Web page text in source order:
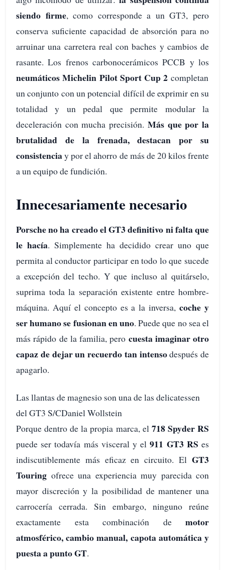
siendo firme, como corresponde a un GT3, pero
conserva suficiente capacidad de absorción para no
arruinar una carretera real con baches y cambios de
rasante. Los frenos carbonocerámicos PCCB y los
neumáticos Michelin Pilot Sport Cup 2 completan
un conjunto con un potencial difícil de exprimir en su
totalidad y un pedal que permite modular la
deceleración con mucha precisión. Más que por la
brutalidad de la frenada, destacan por su
consistenciay por el ahorro de más de 20 kilos frente
a un equipo de fundición.
Innecesariamente necesario
Porsche no ha creado el GT3 definitivo ni falta que
le hacía. Simplemente ha decidido crear uno que
permita al conductor participar en todo lo que sucede
a excepción del techo. Y que incluso al quitárselo,
suprima toda la separación existente entre hombre-
máquina. Aquí el concepto es a la inversa,coche y
ser humano se fusionan en uno. Puede que no sea el
más rápido de la familia, pero cuesta imaginar otro
capaz de dejar un recuerdo tan intensodespués de
apagarlo.
Las llantas de magnesio son una de las delicatessen
del GT3 S/CDaniel Wollstein
Porque dentro de la propia marca, el 718 Spyder RS
puede ser todavía más visceral y el911 GT3 RS es
indiscutiblemente más eficaz en circuito. El GT3
Touring ofrece una experiencia muy parecida con
mayor discreción y la posibilidad de mantener una
carrocería cerrada. Sin embargo, ninguno reúne
exactamente esta combinación de motor
atmosférico, cambio manual, capota automática y
puesta a punto GT.